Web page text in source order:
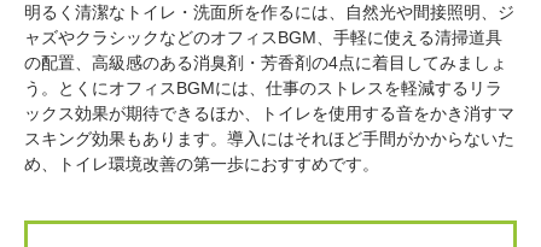
明るく清潔なトイレ・洗面所を作るには、自然光や間接照明、ジ
ャズやクラシックなどのオフィスBGM、手軽に使える清掃道具
の配置、高級感のある消臭剤・芳香剤の4点に着目してみましょ
う。とくにオフィスBGMには、仕事のストレスを軽減するリラ
ックス効果が期待できるほか、トイレを使用する音をかき消すマ
スキング効果もあります。導入にはそれほど手間がかからないた
め、トイレ環境改善の第一歩におすすめです。